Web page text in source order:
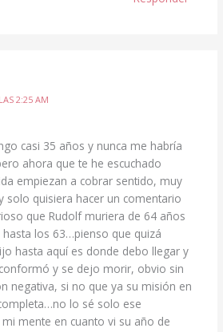
2:25 AM
casi 35 años y nunca me habría
ahora que te he escuchado
empiezan a cobrar sentido, muy
solo quisiera hacer un comentario
que Rudolf muriera de 64 años
los 63…pienso que quizá
hasta aquí es donde debo llegar y
y se dejo morir, obvio sin
negativa, si no que ya su misión en
lo sé solo ese
mente en cuanto vi su año de